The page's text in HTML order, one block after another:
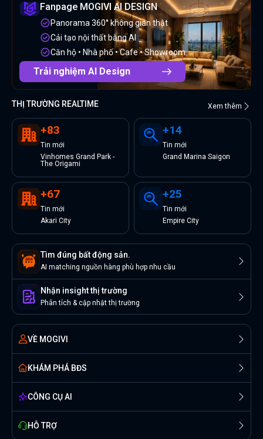
Fanpage MOGIVI AI DESIGN
Panorama 360° không gian thật
Cải tạo nội thất bằng AI
Căn hộ • Nhà phố • Cafe • Showroom
Trải nghiệm AI Design
THỊ TRƯỜNG REALTIME Xem thêm
+83
Tin mới
Vinhomes Grand Park -
The Origami
+14
Tin mới
Grand Marina Saigon
+67
Tin mới
Akari City
+25
Tin mới
Empire City
Tìm đúng bất động sản.
AI matching nguồn hàng phù hợp nhu cầu
Nhận insight thị trường
Phân tích & cập nhật thị trường
VỀ MOGIVI
KHÁM PHÁ BĐS
CÔNG CỤ AI
HỖ TRỢ